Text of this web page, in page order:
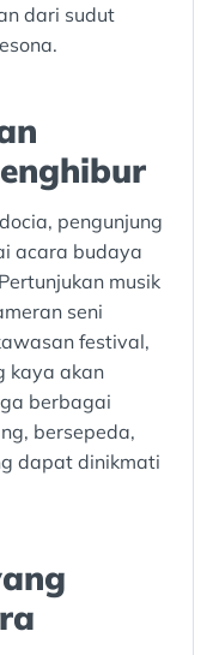
dari sudut
pengunjung
acara budaya
musik
seni
festival,
kaya akan
berbagai
bersepeda,
dapat dinikmati